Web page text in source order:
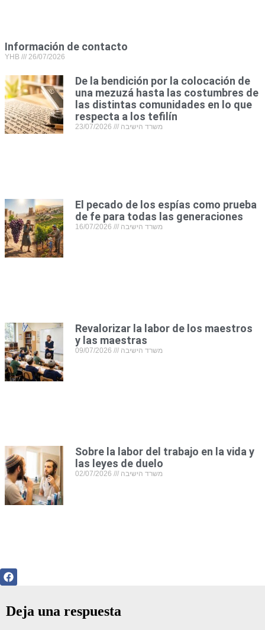
Información de contacto
YHB 26/07/2026
De la bendición por la colocación de
una mezuzá hasta las costumbres de
las distintas comunidades en lo que
respecta a los tefilín
משרד הישיבה 23/07/2026
El pecado de los espías como prueba
de fe para todas las generaciones
משרד הישיבה 16/07/2026
Revalorizar la labor de los maestros
y las maestras
משרד הישיבה 09/07/2026
Sobre la labor del trabajo en la vida y
las leyes de duelo
משרד הישיבה 02/07/2026
Deja una respuesta